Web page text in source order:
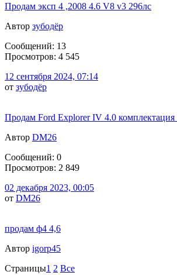
Продам эксп 4 ,2008 4.6 V8 v3 296лс
Автор зубодёр
Сообщений: 13
Просмотров: 4 545
12 сентября 2024, 07:14
от зубодёр
Продам Ford Explorer IV 4.0 комплектация
Автор DM26
Сообщений: 0
Просмотров: 2 849
02 декабря 2023, 00:05
от DM26
продам ф4 4,6
Автор igorp45
Страницы1 2 Все